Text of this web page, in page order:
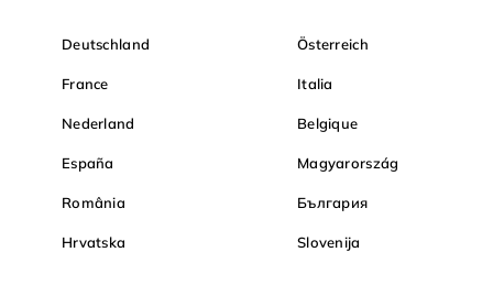
Deutschland Österreich
France Italia
Nederland Belgique
España Magyarország
România България
Hrvatska Slovenija